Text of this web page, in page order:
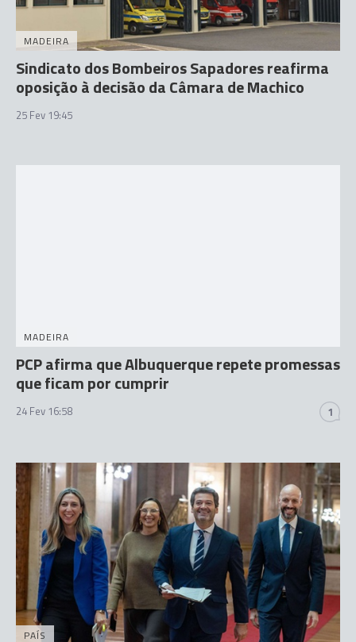
MADEIRA
Sindicato dos Bombeiros Sapadores reafirma
oposição à decisão da Câmara de Machico
25 Fev 19:45
MADEIRA
PCP afirma que Albuquerque repete promessas
que ficam por cumprir
24 Fev 16:58 1
PAÍS